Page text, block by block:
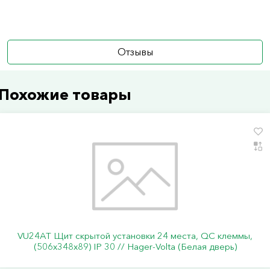
Отзывы
товары
VU24AT Щит скрытой установки 24 места, QC клеммы,
(506х348х89) IP 30 // Hager-Volta (Белая дверь)